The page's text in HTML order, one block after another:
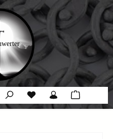
Du hast 0 Produkte auf